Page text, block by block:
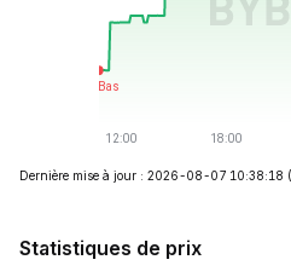
Dernière mise à jour : 2026-08-07 10:38:18
Statistiques de prix